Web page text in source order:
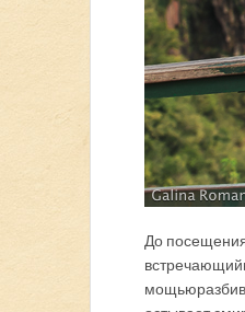
До
встречающий
мощью